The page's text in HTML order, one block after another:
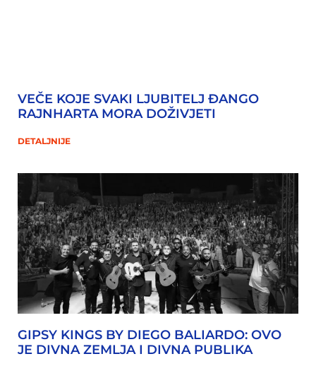
VEČE KOJE SVAKI LJUBITELJ ĐANGO
RAJNHARTA MORA DOŽIVJETI
DETALJNIJE
GIPSY KINGS BY DIEGO BALIARDO: OVO
JE DIVNA ZEMLJA I DIVNA PUBLIKA